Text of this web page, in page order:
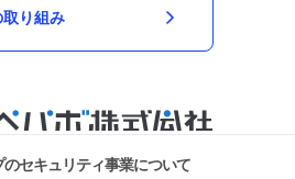
り組み
セキュリティ事業について